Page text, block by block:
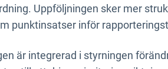
Uppföljningen sker mer
punktinsatser inför
är integrerad i styrningen